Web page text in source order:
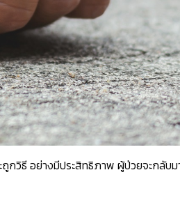
กวิธี อย่างมีประสิทธิภาพ ผู้ป่วยจะกลับ